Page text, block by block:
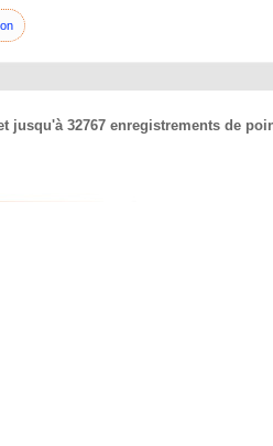
32767 enregistrements de